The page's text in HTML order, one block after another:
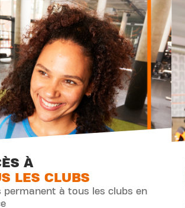
À
LES CLUBS
permanent à tous les clubs en